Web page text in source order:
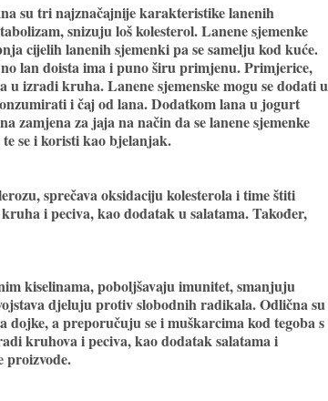
su tri najznačajnije karakteristike lanenih
snizuju loš kolesterol. Lanene sjemenke
cijelih lanenih sjemenki pa se samelju kod kuće.
lan doista ima i puno širu primjenu. Primjerice,
u izradi kruha. Lanene sjemenske mogu se dodati u
i čaj od lana. Dodatkom lana u jogurt
zamjena za jaja na način da se lanene sjemenke
se i koristi kao bjelanjak.
sprečava oksidaciju kolesterola i time štiti
i peciva, kao dodatak u salatama. Također,
kiselinama, poboljšavaju imunitet, smanjuju
djeluju protiv slobodnih radikala. Odlična su
a preporučuju se i muškarcima kod tegoba s
kruhova i peciva, kao dodatak salatama i
proizvode.